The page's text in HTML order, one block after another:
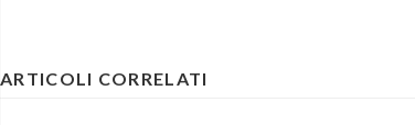
ARTICOLI CORRELATI